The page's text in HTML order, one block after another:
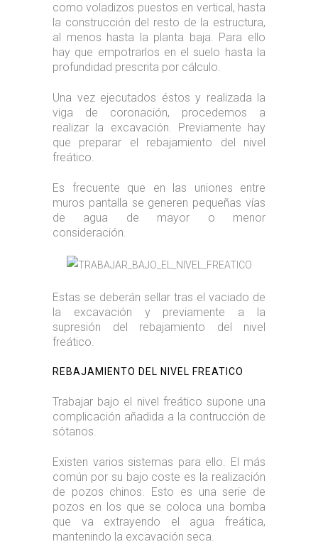
como voladizos puestos en vertical, hasta
la construcción del resto de la estructura,
al menos hasta la planta baja. Para ello
hay que empotrarlos en el suelo hasta la
profundidad prescrita por cálculo.
Una vez ejecutados éstos y realizada la
viga de coronación, procedemos a
realizar la excavación. Previamente hay
que preparar el rebajamiento del nivel
freático.
Es frecuente que en las uniones entre
muros pantalla se generen pequeñas vías
de agua de mayor o menor
consideración.
Estas se deberán sellar tras el vaciado de
la excavación y previamente a la
supresión del rebajamiento del nivel
freático.
REBAJAMIENTO DEL NIVEL FREATICO
Trabajar bajo el nivel freático supone una
complicación añadida a la contrucción de
sótanos.
Existen varios sistemas para ello. El más
común por su bajo coste es la realización
de pozos chinos. Esto es una serie de
pozos en los que se coloca una bomba
que va extrayendo el agua freática,
mantenindo la excavación seca.